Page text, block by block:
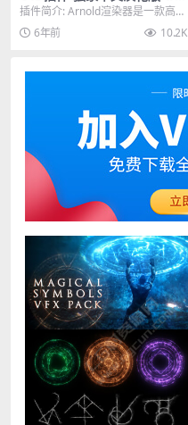
old阿诺德渲染器 3.0.2 WIN
中英双语版
插件简介: Arnold渲染器是一款高级
的、跨平台的渲染 API。是基于物
理算法...
6年前 10.2K